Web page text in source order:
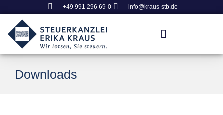
+49 991 296 69-0 info@kraus-stb.de
Downloads